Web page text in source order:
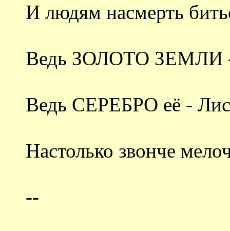
И людям насмерть
Ведь ЗОЛОТО ЗЕМЛИ -
Ведь СЕРЕБРО её -
Настолько звонче
--